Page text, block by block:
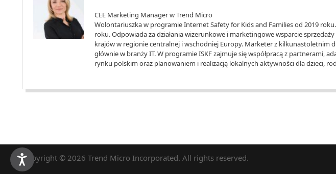
CEE Marketing Manager w Trend Micro
Wolontariuszka w programie Internet Safety for Kids and Families od 2019
roku. Odpowiada za działania wizerunkowe i marketingowe wsparcie
krajów w regionie centralnej i wschodniej Europy. Marketer z kilkunastoletnim
głównie w branży IT. W programie ISKF zajmuje się współpracą z partnerami,
rynku polskim oraz planowaniem i realizacją lokalnych aktywności dla dzieci,
Copyright © 2026 Trend Micro Incorporated. All rights reserved.